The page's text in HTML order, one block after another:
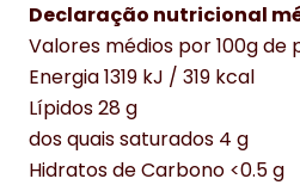
Declaração nutricional
Valores médios por 100g
Energia 1319 kJ / 319 kcal
Lípidos 28 g
dos quais saturados 4 g
Hidratos de Carbono <0.5 g